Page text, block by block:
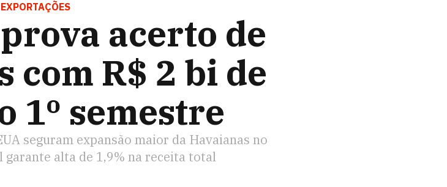
EXPORTAÇÕES
acerto de
com R$ 2 bi de
1º semestre
seguram expansão maior da Havaianas no
alta de 1,9% na receita total